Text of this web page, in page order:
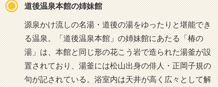
道後温泉本館の姉妹館
源泉かけ流しの名湯・道後の湯をゆったりと堪能でき
る温泉。「道後温泉本館」の姉妹館にあたる「椿の
湯」は、本館と同じ形の花こう岩で造られた湯釜が設
置されており、湯釜には松山出身の俳人・正岡子規の
句が記されている。浴室内は天井が高く広々として解